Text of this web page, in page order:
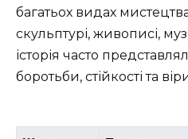
багатьох видах
скульптурі, живописі,
історія часто
боротьби, стійкості та